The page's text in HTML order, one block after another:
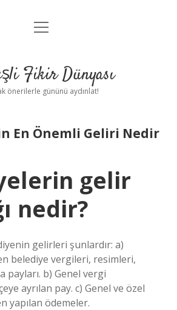
Anasayfa
Yasal Uyarı
menüyü
Fikir Dünyası
önerilerle gününü aydınlat!
En Önemli Geliri Nedir
gelir
nedir?
gelirleri şunlardır: a)
belediye vergileri, resimleri,
payları. b) Genel vergi
ayrılan pay. c) Genel ve özel
yapılan ödemeler.